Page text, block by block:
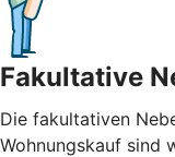
Fakultative
Die fakultativen
Wohnungskauf sind